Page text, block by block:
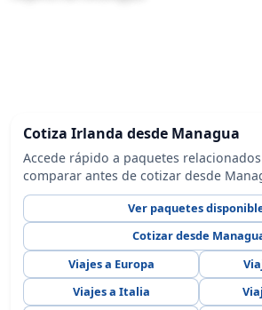
Cotiza Irlanda desde Managua
Accede rápido a paquetes
comparar antes de cotizar desde
Ver paquetes
Cotizar desde
Viajes a Europa
Viajes a Italia